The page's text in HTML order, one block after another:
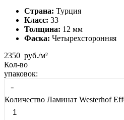
Страна: Турция
Класс: 33
Толщина: 12 мм
Фаска: Четырехсторонняя
2350 руб./м²
Кол-во
упаковок:
-
Количество Ламинат Westerhof